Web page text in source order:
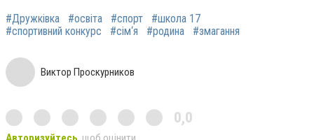
#Дружківка #освіта #спорт
#школа 17
#спортивний конкурс
#сім‘я #родина #змагання
Виктор Проскурников
0,0